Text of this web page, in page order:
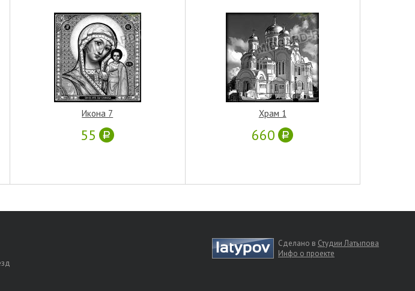
Икона 7
55
Храм 1
660
Сделано в Студии Латыпова
Инфо о проекте